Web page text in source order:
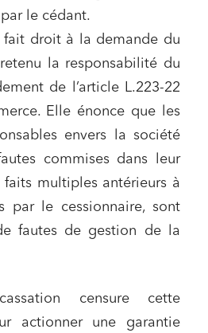
le cédant.
fait droit à la demande du
la responsabilité du
de l’article L.223-22
Elle énonce que les
envers la société
commises dans leur
multiples antérieurs à
par le cessionnaire, sont
fautes de gestion de la
censure cette
actionner une garantie